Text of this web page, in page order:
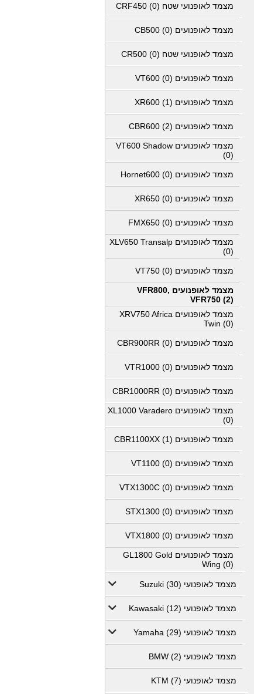
מצמד לאופנועי שטח CRF450 (0)
מצמד לאופנועים CB500 (0)
מצמד לאופנועי שטח CR500 (0)
מצמד לאופנועים VT600 (0)
מצמד לאופנועים XR600 (1)
מצמד לאופנועים CBR600 (2)
מצמד לאופנועים VT600 Shadow
(0)
מצמד לאופנועים Hornet600 (0)
מצמד לאופנועים XR650 (0)
מצמד לאופנועים FMX650 (0)
מצמד לאופנועים XLV650 Transalp
(0)
מצמד לאופנועים VT750 (0)
מצמד לאופנועים VFR800,
VFR750 (2)
מצמד לאופנועים XRV750 Africa
Twin (0)
מצמד לאופנועים CBR900RR (0)
מצמד לאופנועים VTR1000 (0)
מצמד לאופנועים CBR1000RR (0)
מצמד לאופנועים XL1000 Varadero
(0)
מצמד לאופנועים CBR1100XX (1)
מצמד לאופנועים VT1100 (0)
מצמד לאופנועים VTX1300C (0)
מצמד לאופנועים STX1300 (0)
מצמד לאופנועים VTX1800 (0)
מצמד לאופנועים GL1800 Gold
Wing (0)
מצמד לאופנועי Suzuki (30)
מצמד לאופנועי Kawasaki (12)
מצמד לאופנועי Yamaha (29)
מצמד לאופנועי BMW (2)
מצמד לאופנועי KTM (7)